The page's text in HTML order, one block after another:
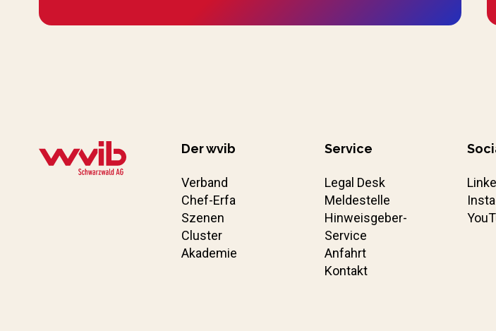
Der wvib
Verband
Chef-Erfa
Szenen
Cluster
Akademie
Service
Legal Desk
Meldestelle
Hinweisgeber-
Service
Anfahrt
Kontakt